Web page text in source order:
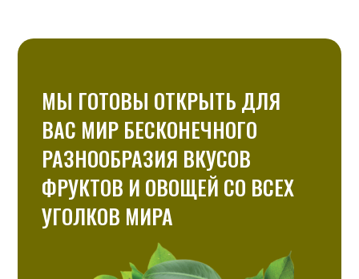
МЫ ГОТОВЫ ОТКРЫТЬ ДЛЯ
ВАС МИР БЕСКОНЕЧНОГО
РАЗНООБРАЗИЯ ВКУСОВ
ФРУКТОВ И ОВОЩЕЙ СО ВСЕХ
УГОЛКОВ МИРА